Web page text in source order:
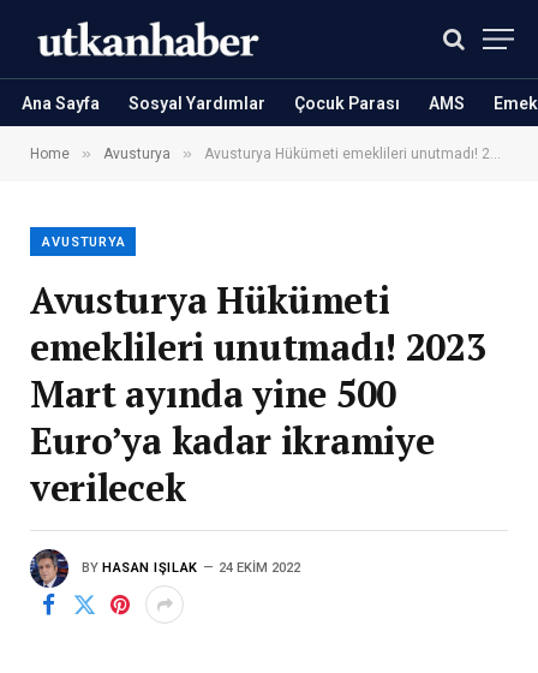
Ana Sayfa Sosyal Yardımlar Çocuk Parası AMS
Home » Avusturya » Avusturya Hükümeti emeklileri unutmadı! 2023 Mart ayında yine 500 Euro’ya kadar ikramiye verilecek
AVUSTURYA
Avusturya Hükümeti
emeklileri unutmadı! 2023
Mart ayında yine 500
Euro’ya kadar ikramiye
verilecek
BY HASAN IŞILAK 24 EKIM 2022